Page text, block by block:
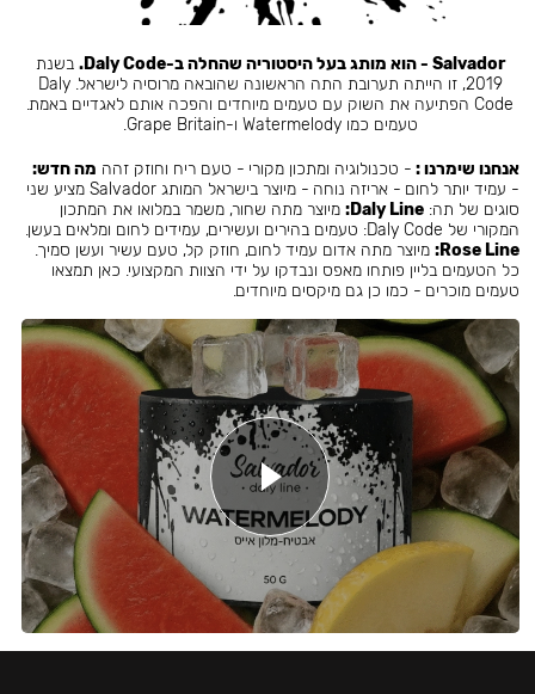
Salvador - הוא מותג בעל היסטוריה שהחלה ב-Daly Code.
בשנת
2019, זו הייתה תערובת התה הראשונה שהובאה מרוסיה לישראל. Daly
Code הפתיעה את השוק עם טעמים מיוחדים והפכה אותם לאגדיים באמת.
טעמים כמו Watermelody ו-Grape Britain.
אנחנו שימרנו : - טכנולוגיה ומתכון מקורי - טעם ריח וחוזק זהה מה חדש:
- עמיד יותר לחום - אריזה נוחה - מיוצר בישראל המותג Salvador מציע שני
סוגים של תה:Daly Line: מיוצר מתה שחור, משמר במלואו את המתכון
המקורי של Daly Code: טעמים בהירים ועשירים, עמידים לחום ומלאים בעשן.
Rose Line: מיוצר מתה אדום עמיד לחום, חוזק קל, טעם עשיר ועשן סמיך.
כל הטעמים בליין פותחו מאפס ונבדקו על ידי הצוות המקצועי. כאן תמצאו
טעמים מוכרים - כמו כן גם מיקסים מיוחדים.